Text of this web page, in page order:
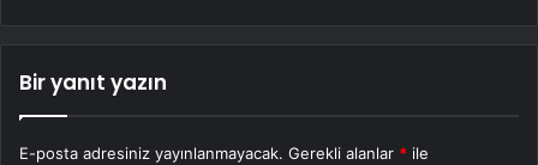
Bir yanıt yazın
E-posta adresiniz yayınlanmayacak. Gerekli alanlar * ile